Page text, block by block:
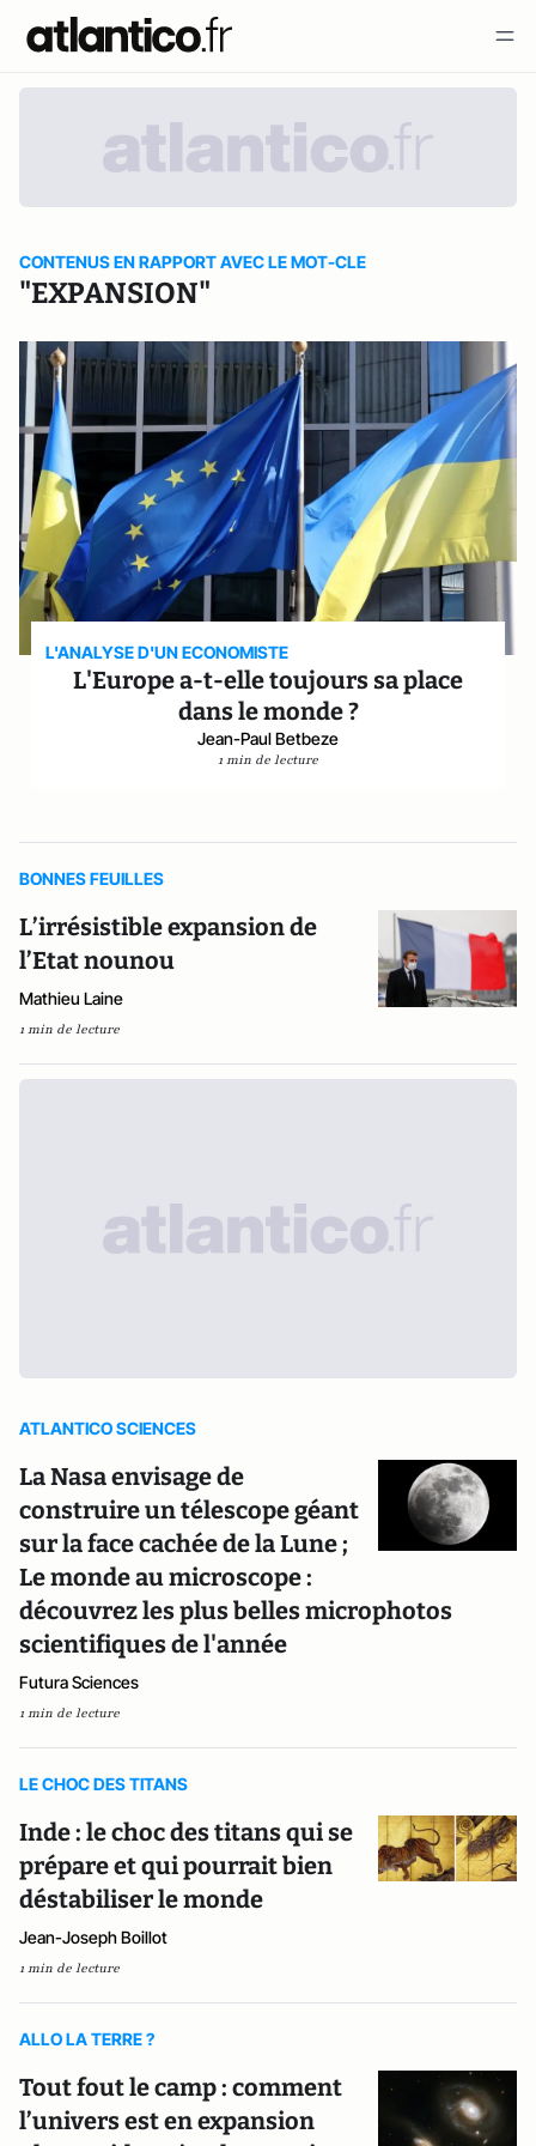
CONTENUS EN RAPPORT AVEC LE MOT-CLE
"EXPANSION"
L'ANALYSE D'UN ECONOMISTE
L'Europe a-t-elle toujours sa place
dans le monde ?
Jean-Paul Betbeze
1 min de lecture
BONNES FEUILLES
L’irrésistible expansion de
l’Etat nounou
Mathieu Laine
1 min de lecture
ATLANTICO SCIENCES
La Nasa envisage de
construire un télescope géant
sur la face cachée de la Lune ;
Le monde au microscope :
découvrez les plus belles microphotos
scientifiques de l'année
Futura Sciences
1 min de lecture
LE CHOC DES TITANS
Inde : le choc des titans qui se
prépare et qui pourrait bien
déstabiliser le monde
Jean-Joseph Boillot
1 min de lecture
ALLO LA TERRE ?
Tout fout le camp : comment
l’univers est en expansion